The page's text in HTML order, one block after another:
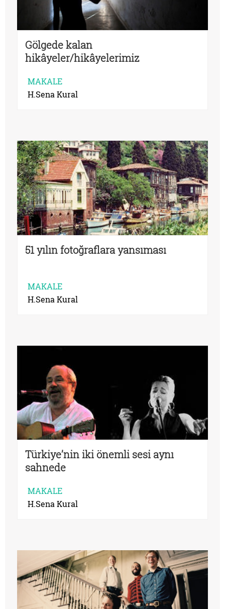
Gölgede kalan
hikâyeler/hikâyelerimiz
MAKALE
H.Sena Kural
51 yılın fotoğraflara yansıması
MAKALE
H.Sena Kural
Türkiye’nin iki önemli sesi aynı
sahnede
MAKALE
H.Sena Kural